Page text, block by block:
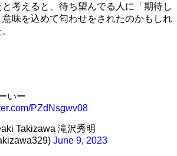
考えると、待ち望んでる人に「期待し
味を込めて匂わせをされたのかもしれ
いー
PZdNsgwv08
Takizawa 滝沢秀明
June 9, 2023